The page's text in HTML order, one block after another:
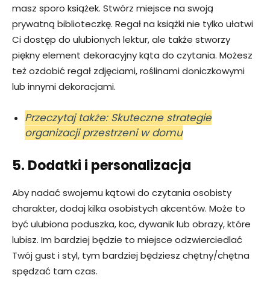
masz sporo książek. Stwórz miejsce na swoją
prywatną biblioteczkę. Regał na książki nie tylko ułatwi
Ci dostęp do ulubionych lektur, ale także stworzy
piękny element dekoracyjny kąta do czytania. Możesz
też ozdobić regał zdjęciami, roślinami doniczkowymi
lub innymi dekoracjami.
Przeczytaj także: Skuteczne strategie
organizacji przestrzeni w domu
5. Dodatki i personalizacja
Aby nadać swojemu kątowi do czytania osobisty
charakter, dodaj kilka osobistych akcentów. Może to
być ulubiona poduszka, koc, dywanik lub obrazy, które
lubisz. Im bardziej będzie to miejsce odzwierciedlać
Twój gust i styl, tym bardziej będziesz chętny/chętna
spędzać tam czas.